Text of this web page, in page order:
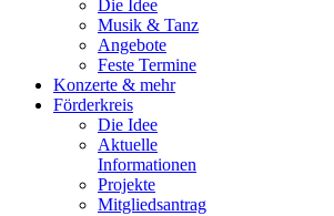
Die Idee
Musik & Tanz
Angebote
Feste Termine
Konzerte & mehr
Förderkreis
Die Idee
Aktuelle
Informationen
Projekte
Mitgliedsantrag